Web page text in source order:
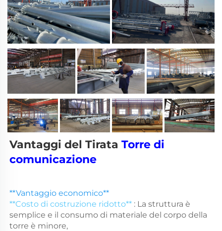
Vantaggi del Tirata Torre di
comunicazione
**Vantaggio economico**
**Costo di costruzione ridotto** : La struttura è
semplice e il consumo di materiale del corpo della
torre è minore,